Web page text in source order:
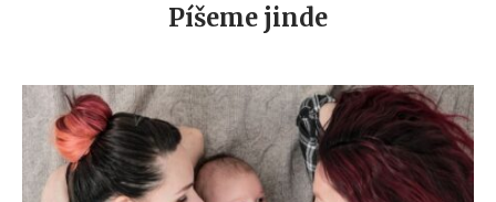
Píšeme jinde